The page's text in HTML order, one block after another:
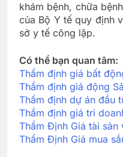
khám bệnh, chữa
của Bộ Y tế quy định
sở y tế công lập.
Có thể bạn quan tâm:
Thẩm định giá bất
Thẩm định giá động
Thẩm định dự án đầu
Thẩm định giá tri
Thẩm Định Giá tài sản
Thẩm Định Giá mua